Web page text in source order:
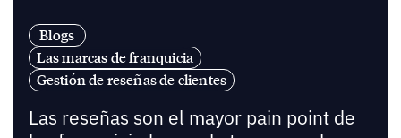
Blogs
Las marcas de franquicia
Gestión de reseñas de clientes
Las reseñas son el mayor pain point de